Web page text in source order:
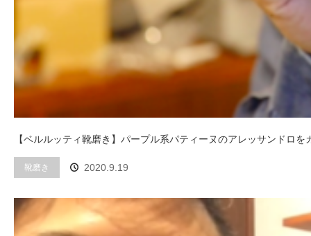
【ベルルッティ靴磨き】パープル系パティーヌのアレッサンドロ
靴磨き 2020.9.19